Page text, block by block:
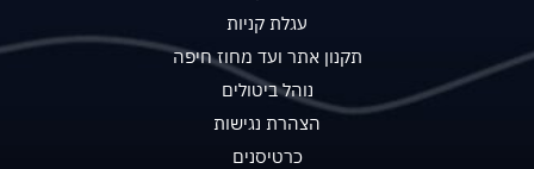
עגלת קניות
תקנון אתר ועד מחוז חיפה
נוהל ביטולים
הצהרת נגישות
כרטיסנים